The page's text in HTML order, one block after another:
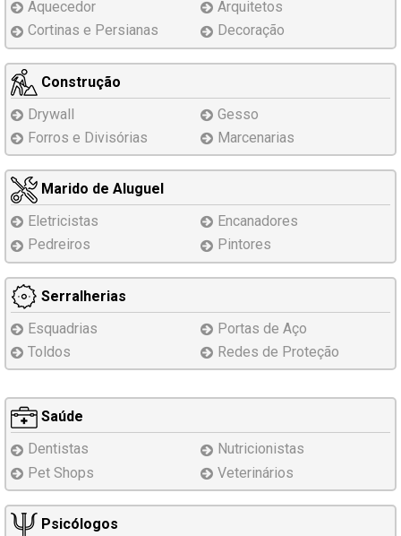
Aquecedor
Arquitetos
Cortinas e Persianas
Decoração
Construção
Drywall
Gesso
Forros e Divisórias
Marcenarias
Marido de Aluguel
Eletricistas
Encanadores
Pedreiros
Pintores
Serralherias
Esquadrias
Portas de Aço
Toldos
Redes de Proteção
Saúde
Dentistas
Nutricionistas
Pet Shops
Veterinários
Psicólogos